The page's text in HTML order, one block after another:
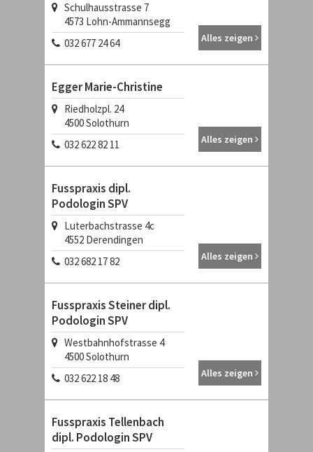
Schulhausstrasse 7
4573 Lohn-Ammannsegg
032 677 24 64
Alles zeigen
Egger Marie-Christine
Riedholzpl. 24
4500Solothurn
032 622 82 11
Alles zeigen
Fusspraxis dipl.
Podologin SPV
Luterbachstrasse 4c
4552 Derendingen
032 682 17 82
Alles zeigen
Fusspraxis Steiner dipl.
Podologin SPV
Westbahnhofstrasse 4
4500Solothurn
032 622 18 48
Alles zeigen
Fusspraxis Tellenbach
dipl. Podologin SPV